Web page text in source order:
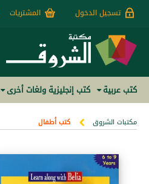
تسجيل الدخول المشتريات
كتب عربية كتب إنجليزية ولغات أخرى
مكتبات الشروق كتب أطفال